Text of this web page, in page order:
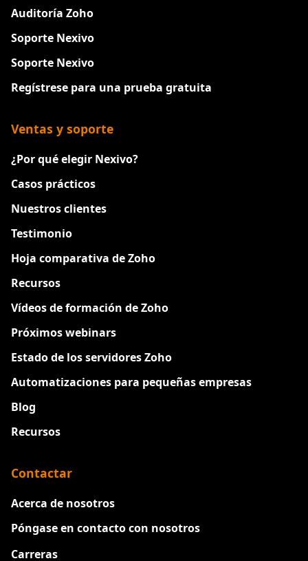
Auditoría Zoho
Soporte Nexivo
Soporte Nexivo
Regístrese para una prueba gratuita
Ventas y soporte
¿Por qué elegir Nexivo?
Casos prácticos
Nuestros clientes
Testimonio
Hoja comparativa de Zoho
Recursos
Vídeos de formación de Zoho
Próximos webinars
Estado de los servidores Zoho
Automatizaciones para pequeñas empresas
Blog
Recursos
Contactar
Acerca de nosotros
Póngase en contacto con nosotros
Carreras